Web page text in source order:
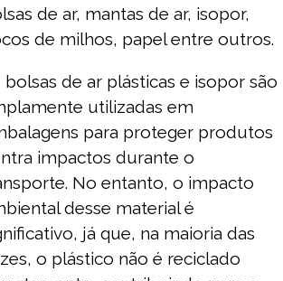
de ar, mantas de ar, isopor,
de milhos, papel entre outros.
bolsas de ar plásticas e isopor são
utilizadas em
para proteger produtos
impactos durante o
No entanto, o impacto
desse material é
já que, na maioria das
o plástico não é reciclado